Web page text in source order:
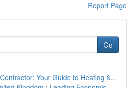
Report Page
Go
Your Guide to Heating &...